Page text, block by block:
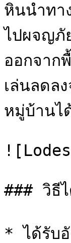
หินนำทา
ไปผจญภั
ออกจาก
เล่นลดล
หมู่บ้านไ
### วิธี
* ได้รับอั